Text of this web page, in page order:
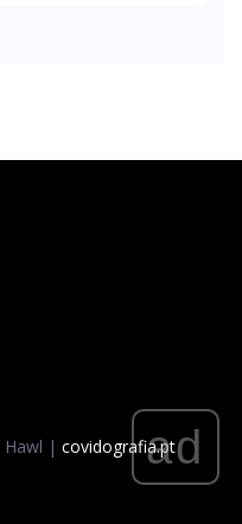
Hawl | covidografia.ptad